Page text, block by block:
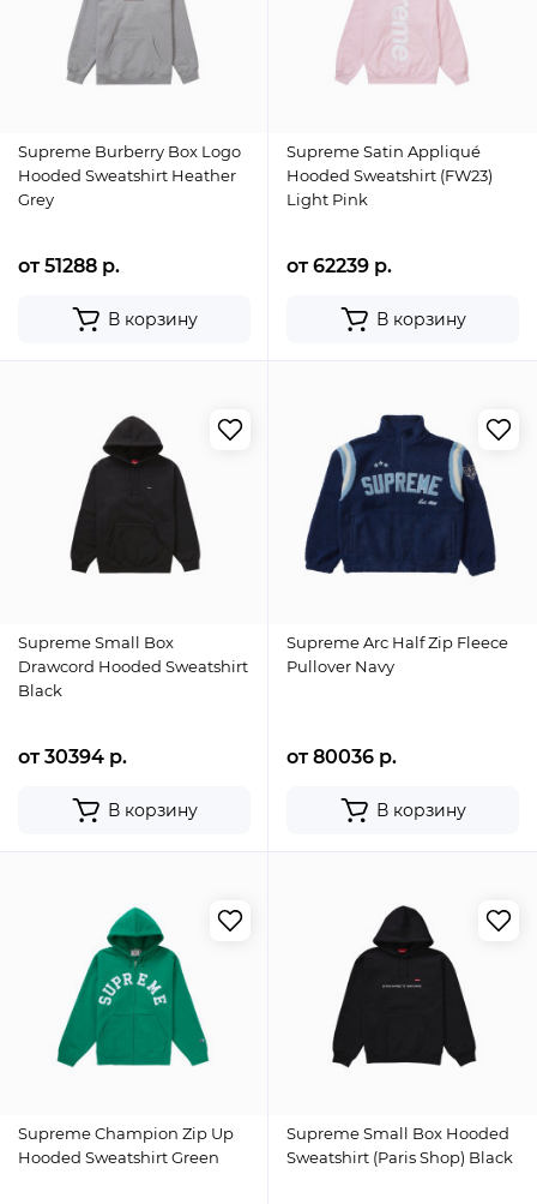
Supreme Burberry Box Logo
Hooded Sweatshirt Heather
Grey
от 51288 р.
В корзину
Supreme Satin Appliqué
Hooded Sweatshirt (FW23)
Light Pink
от 62239 р.
В корзину
Supreme Small Box
Drawcord Hooded Sweatshirt
Black
от 30394 р.
В корзину
Supreme Arc Half Zip Fleece
Pullover Navy
от 80036 р.
В корзину
Supreme Champion Zip Up
Hooded Sweatshirt Green
Supreme Small Box Hooded
Sweatshirt (Paris Shop) Black